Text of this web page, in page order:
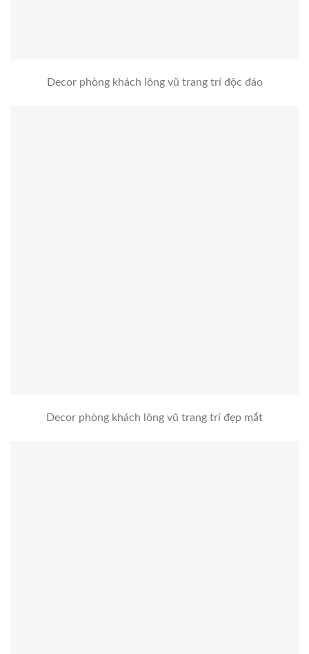
Decor phòng khách lông vũ trang trí độc đáo
Decor phòng khách lông vũ trang trí đẹp mắt